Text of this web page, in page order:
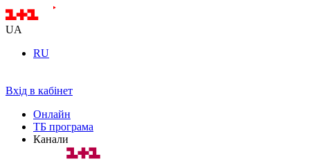
UA
RU
Вхід в кабінет
Онлайн
ТБ програма
Канали